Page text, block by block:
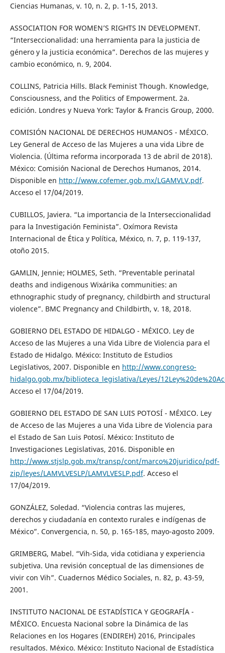
Ciencias Humanas, v. 10, n. 2, p. 1-15, 2013.
ASSOCIATION FOR WOMEN’S RIGHTS IN DEVELOPMENT.
“Interseccionalidad: una herramienta para la justicia de
género y la justicia económica”. Derechos de las mujeres y
cambio económico, n. 9, 2004.
COLLINS, Patricia Hills. Black Feminist Though. Knowledge,
Consciousness, and the Politics of Empowerment. 2a.
edición. Londres y Nueva York: Taylor & Francis Group, 2000.
COMISIÓN NACIONAL DE DERECHOS HUMANOS - MÉXICO.
Ley General de Acceso de las Mujeres a una vida Libre de
Violencia. (Última reforma incorporada 13 de abril de 2018).
México: Comisión Nacional de Derechos Humanos, 2014.
Disponible en http://www.cofemer.gob.mx/LGAMVLV.pdf.
Acceso el 17/04/2019.
CUBILLOS, Javiera. “La importancia de la Interseccionalidad
para la Investigación Feminista”. Oxímora Revista
Internacional de Ética y Política, México, n. 7, p. 119-137,
otoño 2015.
GAMLIN, Jennie; HOLMES, Seth. “Preventable perinatal
deaths and indigenous Wixárika communities: an
ethnographic study of pregnancy, childbirth and structural
violence”. BMC Pregnancy and Childbirth, v. 18, 2018.
GOBIERNO DEL ESTADO DE HIDALGO - MÉXICO. Ley de
Acceso de las Mujeres a una Vida Libre de Violencia para el
Estado de Hidalgo. México: Instituto de Estudios
Legislativos, 2007. Disponible en http://www.congreso-
hidalgo.gob.mx/biblioteca_legislativa/Leyes/
Acceso el 17/04/2019.
GOBIERNO DEL ESTADO DE SAN LUIS POTOSÍ - MÉXICO. Ley
de Acceso de las Mujeres a una Vida Libre de Violencia para
el Estado de San Luis Potosí. México: Instituto de
Investigaciones Legislativas, 2016. Disponible en
http://www.stjslp.gob.mx/transp/cont/marco%20juridico/pdf-
zip/leyes/LAMVLVESLP/LAMVLVESLP.pdf. Acceso el
17/04/2019.
GONZÁLEZ, Soledad. “Violencia contras las mujeres,
derechos y ciudadanía en contexto rurales e indígenas de
México”. Convergencia, n. 50, p. 165-185, mayo-agosto 2009.
GRIMBERG, Mabel. “Vih-Sida, vida cotidiana y experiencia
subjetiva. Una revisión conceptual de las dimensiones de
vivir con Vih”. Cuadernos Médico Sociales, n. 82, p. 43-59,
2001.
INSTITUTO NACIONAL DE ESTADÍSTICA Y GEOGRAFÍA -
MÉXICO. Encuesta Nacional sobre la Dinámica de las
Relaciones en los Hogares (ENDIREH) 2016, Principales
resultados. México. México: Instituto Nacional de Estadística